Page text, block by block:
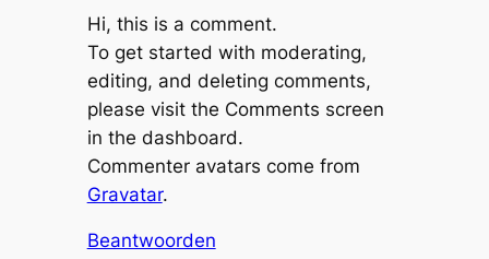
Hi, this is a comment.
To get started with moderating,
editing, and deleting comments,
please visit the Comments screen
in the dashboard.
Commenter avatars come from
Gravatar.
Beantwoorden